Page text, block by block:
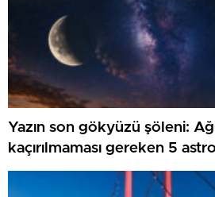
Yazın son gökyüzü şöleni:
kaçırılmaması gereken 5